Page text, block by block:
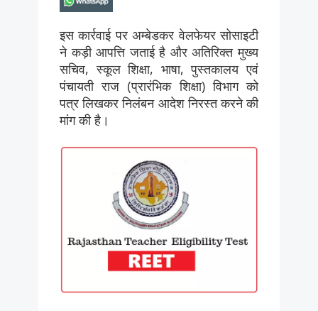
इस कार्रवाई पर अम्बेडकर वेलफेयर सोसाइटी
ने कड़ी आपत्ति जताई है और अतिरिक्त मुख्य
सचिव, स्कूल शिक्षा, भाषा, पुस्तकालय एवं
पंचायती राज (प्रारंभिक शिक्षा) विभाग को
पत्र लिखकर निलंबन आदेश निरस्त करने की
मांग की है।